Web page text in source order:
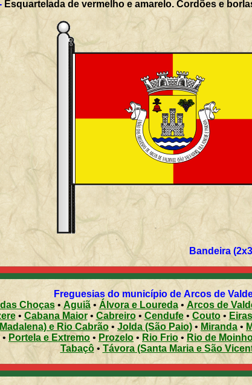
Esquartelada de vermelho e amarelo. Cordões e
Bandeira
Freguesias do município de Arcos de
Choças•Aguiã• Álvora e Loureda•Arcos de
• Cabana Maior• Cabreiro• Cendufe• Couto•
e Rio Cabrão • Jolda (São Paio) • Miranda •
• Portela e Extremo • Prozelo • Rio Frio • Rio de
Tabaçô• Távora (Santa Maria e São